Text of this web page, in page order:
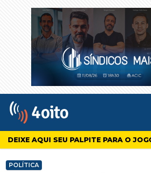
4oito
DEIXE AQUI SEU PALPITE PARA O
POLÍTICA